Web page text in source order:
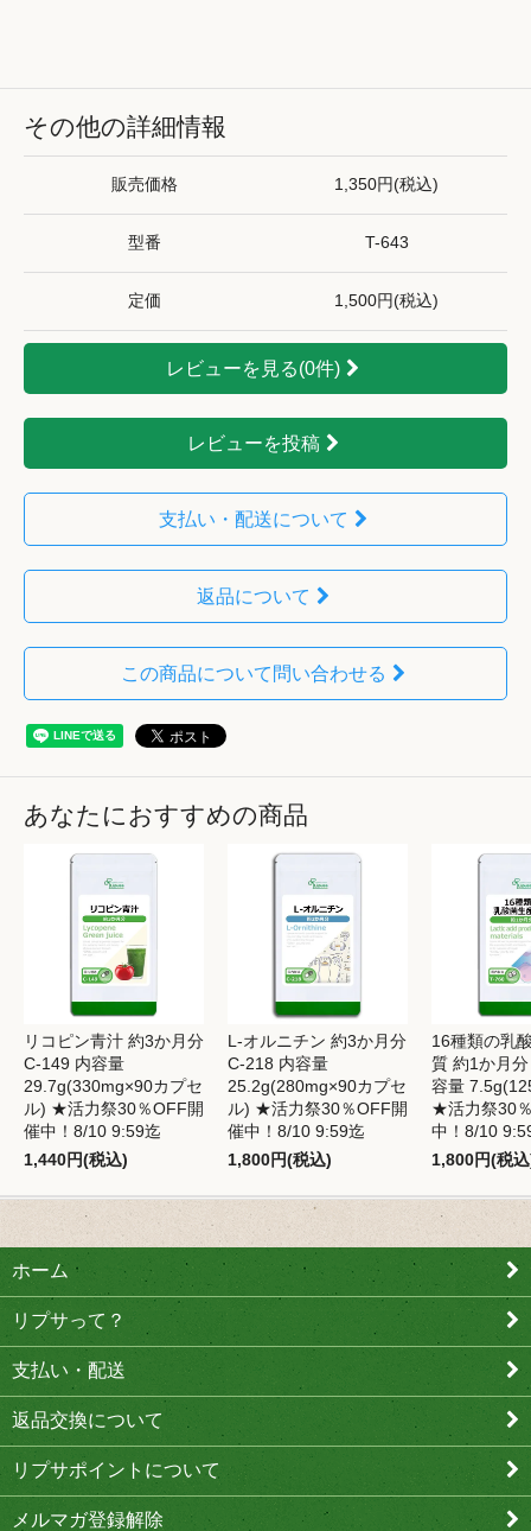
その他の詳細情報
販売価格 1,350円(税込)
型番 T-643
定価 1,500円(税込)
レビューを見る(0件)
レビューを投稿
支払い・配送について
返品について
この商品について問い合わせる
あなたにおすすめの商品
リコピン青汁 約3か月分
C-149 内容量
29.7g(330mg×90カプセ
ル) ★活力祭30％OFF開
催中！8/10 9:59迄
1,440円(税込)
L-オルニチン 約3か月分
C-218 内容量
25.2g(280mg×90カプセ
ル) ★活力祭30％OFF開
催中！8/10 9:59迄
1,800円(税込)
16種類の乳
質 約1か月
容量
★活力祭30
中！8/10
1,800円(税
ホーム
リプサって？
支払い・配送
返品交換について
リプサポイントについて
メルマガ登録解除